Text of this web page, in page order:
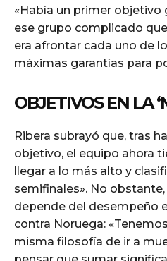
«Había un primer objetivo
ese grupo complicado
era afrontar cada uno de
máximas garantías para
OBJETIVOS EN LA
Ribera subrayó que, tras
objetivo, el equipo ahora
llegar a lo más alto y
semifinales». No
depende del desempeño
contra Noruega:
misma filosofía de ir a